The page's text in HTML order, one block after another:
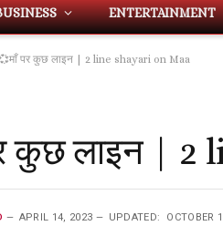
ENTERTAINMENT
पर कुछ लाइन | 2 line shayari on Maa
कुछ लाइन | 2
APRIL 14, 2023 UPDATED: OCTOBER